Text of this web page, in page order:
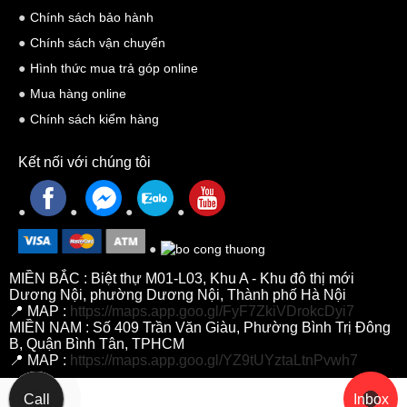
Chính sách bảo hành
Chính sách vận chuyển
Hình thức mua trả góp online
Mua hàng online
Chính sách kiểm hàng
Kết nối với chúng tôi
MIỀN BẮC : Biệt thự M01-L03, Khu A - Khu đô thị mới
Dương Nội, phường Dương Nội, Thành phố Hà Nội
📍 MAP : https://maps.app.goo.gl/FyF7ZkiVDrokcDyi7
MIỀN NAM : Số 409 Trần Văn Giàu, Phường Bình Trị Đông
B, Quận Bình Tân, TPHCM
📍 MAP : https://maps.app.goo.gl/YZ9tUYztaLtnPvwh7
Call Inbox